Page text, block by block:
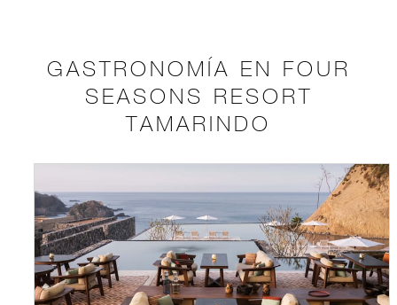
GASTRONOMÍA EN FOUR
SEASONS RESORT
TAMARINDO